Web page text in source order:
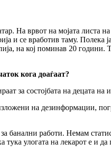
На врвот на мојата листа
и се вработив таму. Полека
на кој поминав 20
кога доаѓаат?
за состојбата на децата на
на дезинформации,
банални работи. Немам
улогата на лекарот е и